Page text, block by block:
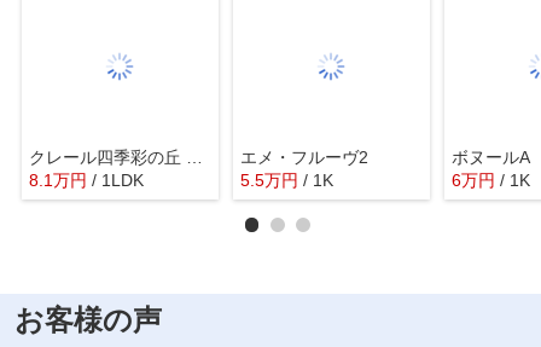
クレール四季彩の丘 六番館
8.1万円 / 1LDK
エメ・フルーヴ2
5.5万円 / 1K
ボヌールA
6万円 / 1K
お客様の声